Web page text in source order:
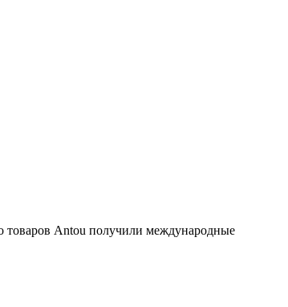
товаров Antou получили международные